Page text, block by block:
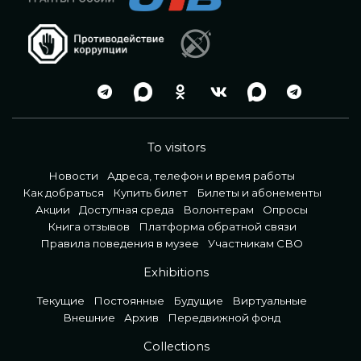
To visitors
Новости
Адреса, телефон и время работы
Как добраться
Купить билет
Билеты и абонементы
Акции
Доступная среда Волонтерам
Опросы
Книга отзывов
Платформа обратной связи
Правила поведения в музее
Участникам СВО
Exhibitions
Текущие Постоянные Будущие
Виртуальные
Внешние
Архив Передвижной фонд
Collections